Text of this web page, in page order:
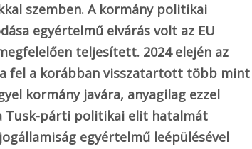
szemben. A kormány politikai
egyértelmű elvárás volt az EU
teljesített. 2024 elején az
fel a korábban visszatartott több mint
kormány javára, anyagilag ezzel
Tusk-párti politikai elit hatalmát
egyértelmű leépülésével